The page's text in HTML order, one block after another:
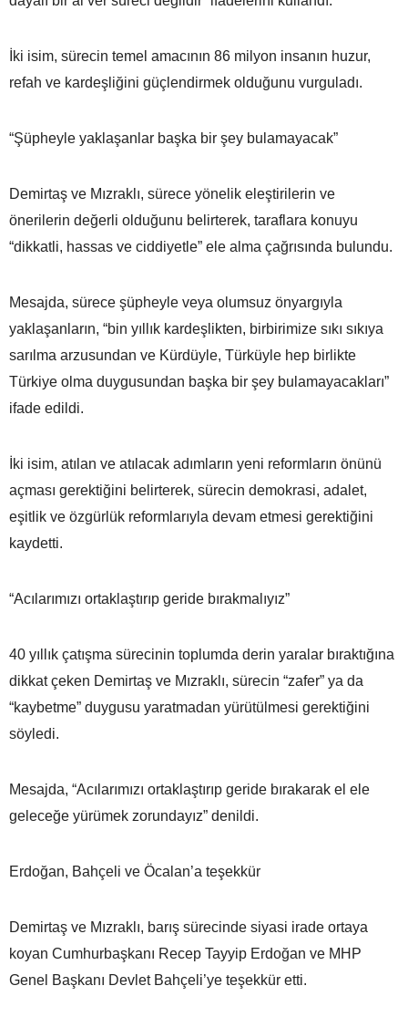
İki isim, sürecin temel amacının 86 milyon insanın huzur,
refah ve kardeşliğini güçlendirmek olduğunu vurguladı.
“Şüpheyle yaklaşanlar başka bir şey bulamayacak”
Demirtaş ve Mızraklı, sürece yönelik eleştirilerin ve
önerilerin değerli olduğunu belirterek, taraflara konuyu
“dikkatli, hassas ve ciddiyetle” ele alma çağrısında bulundu.
Mesajda, sürece şüpheyle veya olumsuz önyargıyla
yaklaşanların, “bin yıllık kardeşlikten, birbirimize sıkı sıkıya
sarılma arzusundan ve Kürdüyle, Türküyle hep birlikte
Türkiye olma duygusundan başka bir şey bulamayacakları”
ifade edildi.
İki isim, atılan ve atılacak adımların yeni reformların önünü
açması gerektiğini belirterek, sürecin demokrasi, adalet,
eşitlik ve özgürlük reformlarıyla devam etmesi gerektiğini
kaydetti.
“Acılarımızı ortaklaştırıp geride bırakmalıyız”
40 yıllık çatışma sürecinin toplumda derin yaralar bıraktığına
dikkat çeken Demirtaş ve Mızraklı, sürecin “zafer” ya da
“kaybetme” duygusu yaratmadan yürütülmesi gerektiğini
söyledi.
Mesajda, “Acılarımızı ortaklaştırıp geride bırakarak el ele
geleceğe yürümek zorundayız” denildi.
Erdoğan, Bahçeli ve Öcalan’a teşekkür
Demirtaş ve Mızraklı, barış sürecinde siyasi irade ortaya
koyan Cumhurbaşkanı Recep Tayyip Erdoğan ve MHP
Genel Başkanı Devlet Bahçeli’ye teşekkür etti.